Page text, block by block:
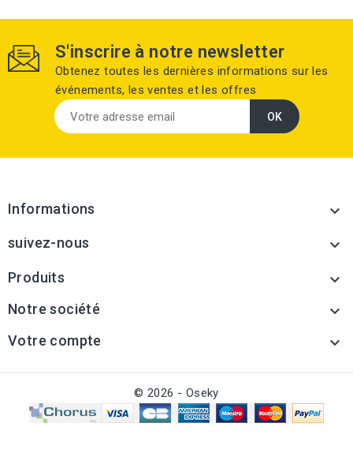
S'inscrire à notre newsletter
Obtenez toutes les dernières informations sur les
événements, les ventes et les offres
Informations 
suivez-nous 
Produits 
Notre société 
Votre compte 
© 2026 - Oseky